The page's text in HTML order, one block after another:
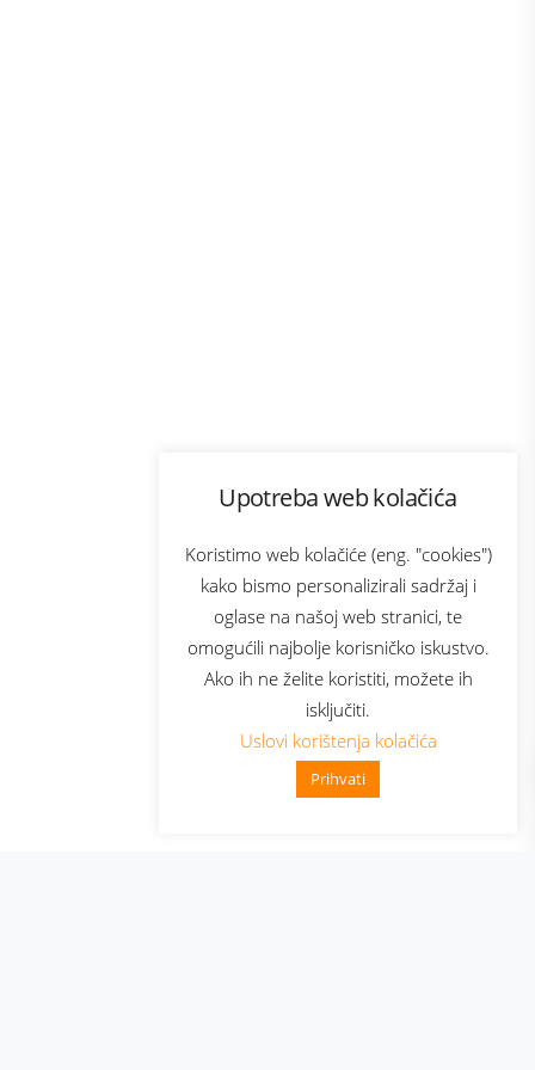
Upotreba web kolačića
Koristimo web kolačiće (eng. "cookies")
kako bismo personalizirali sadržaj i
oglase na našoj web stranici, te
omogućili najbolje korisničko iskustvo.
Ako ih ne želite koristiti, možete ih
isključiti.
Uslovi korištenja kolačića
Prihvati
👋 Zdravo, kako mogu pomo
Bonus plus
Prijava za newsletter